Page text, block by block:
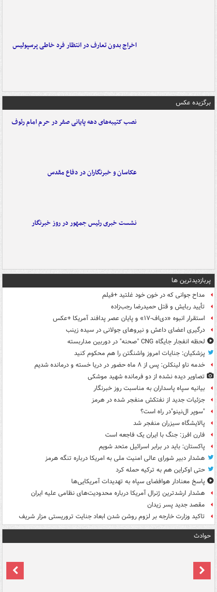
اخراج بدون تعارف در انتظار فرد خاطی پرسپولیس
برگزیده عکس
نصب کتیبه‌های دهه پایانی صفر در حرم امام رئوف
عکاسان و خبرنگاران در دفاع مقدس
نشست خبری رئیس جمهور در روز خبرنگار
پربازدیدترین ها
مداح جوانی که در خون خود غلتید +فیلم
تأیید ربایش و قتل حمیدرضا رجب‌زاده
استقرار انبوه «دی‌اف‑۱۷» و پایان عصر پدافند آمریکا +عکس
درگیری اعضای داعش و نیروهای جولانی در سیده زینب
لحظه انفجار جایگاه CNG "صحنه" در دوربین مداربسته
پزشکیان: جنایات امروز واشنگتن را هم محکوم کنید
خدمه ناو لینکلن: پس از ۸ ماه حضور در دریا خسته و درمانده‌ شدیم
تصاویر دیده‌ نشده از دو فرمانده شهید موشکی
بیانیه سپاه پاسداران به مناسبت روز خبرنگار
جزئیات جدید از نفتکش منفجر شده در هرمز
"سوپر ال‌نینو"در راه است؟
پالایشگاه سیزران منفجر شد
فارن افرز: جنگ با ایران یک فاجعه است
پاکستان: باید در برابر اسرائیل متحد شویم
هشدار دبیر شورای عالی امنیت ملی به امریکا درباره تنگه هرمز
حتی اوکراین هم به ترکیه حمله کرد
پاسخ معنادار هوافضای سپاه به تهدیدات آمریکایی‌ها
هشدار ارشدترین ژنرال آمریکا درباره محدودیت‌های نظامی علیه ایران
مقصد جدید پسر زیدان
تاکید وزارت خارجه بر لزوم روشن شدن ابعاد جنایت تروریستی مزار شریف
حوادث